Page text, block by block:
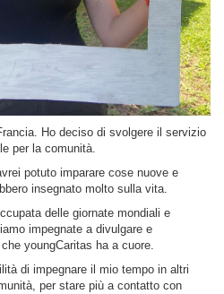
Ho deciso di svolgere il servizio
per la comunità.
potuto imparare cose nuove e
insegnato molto sulla vita.
delle giornate mondiali e
impegnate a divulgare e
youngCaritas ha a cuore.
di impegnare il mio tempo in altri
per stare più a contatto con